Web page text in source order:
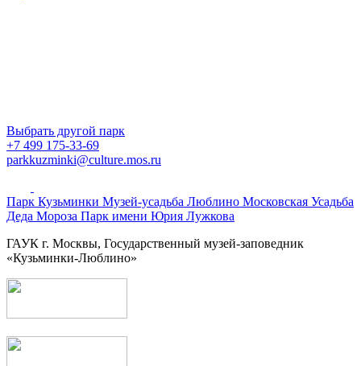
Выбрать другой парк
+7 499 175-33-69
parkkuzminki@culture.mos.ru
Парк Кузьминки Музей-усадьба Люблино Московская Усадьба
Деда Мороза Парк имени Юрия Лужкова
ГАУК г. Москвы, Государственный музей-заповедник
«Кузьминки-Люблино»